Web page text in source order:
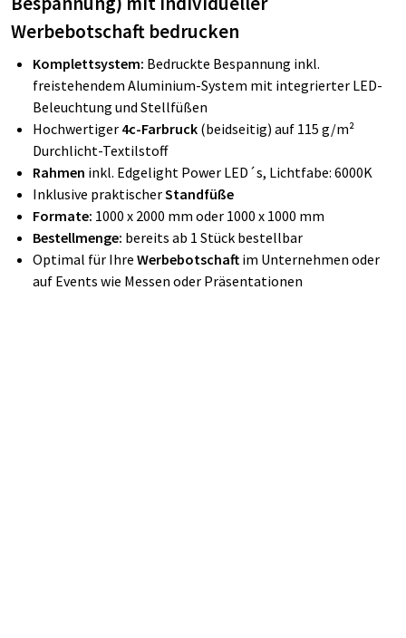
Werbebotschaft bedrucken
Komplettsystem: Bedruckte Bespannung inkl.
freistehendem Aluminium-System mit integrierter LED-
Beleuchtung und Stellfüßen
Hochwertiger 4c-Farbruck (beidseitig) auf 115 g/m²
Durchlicht-Textilstoff
Rahmen inkl. Edgelight Power LED´s, Lichtfabe: 6000K
Inklusive praktischerStandfüße
Formate: 1000 x 2000 mm oder 1000 x 1000 mm
Bestellmenge: bereits ab 1 Stück bestellbar
Optimal für Ihre Werbebotschaft im Unternehmen oder
auf Events wie Messen oder Präsentationen